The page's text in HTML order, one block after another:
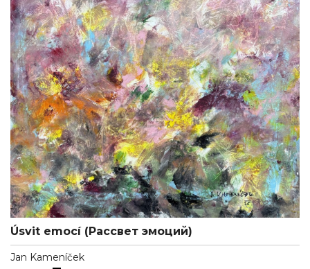
Úsvit emocí (Рассвет эмоций)
Jan Kameníček